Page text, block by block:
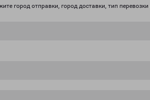
город отправки, город доставки, тип перевозки